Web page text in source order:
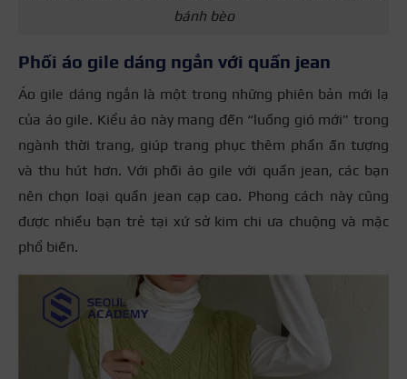
bánh bèo
Phối áo gile dáng ngắn với quần jean
Áo gile dáng ngắn là một trong những phiên bản mới lạ
của áo gile. Kiểu áo này mang đến “luồng gió mới” trong
ngành thời trang, giúp trang phục thêm phần ấn tượng
và thu hút hơn. Với phối áo gile với quần jean, các bạn
nên chọn loại quần jean cạp cao. Phong cách này cũng
được nhiều bạn trẻ tại xứ sở kim chi ưa chuộng và mặc
phổ biến.